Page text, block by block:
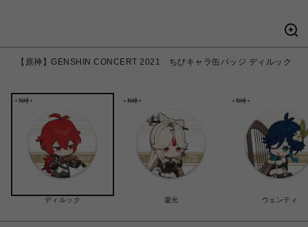
【原神】GENSHIN CONCERT 2021 ちびキャラ缶バッジ ディルック
ディルック 凝光 ウェンティ